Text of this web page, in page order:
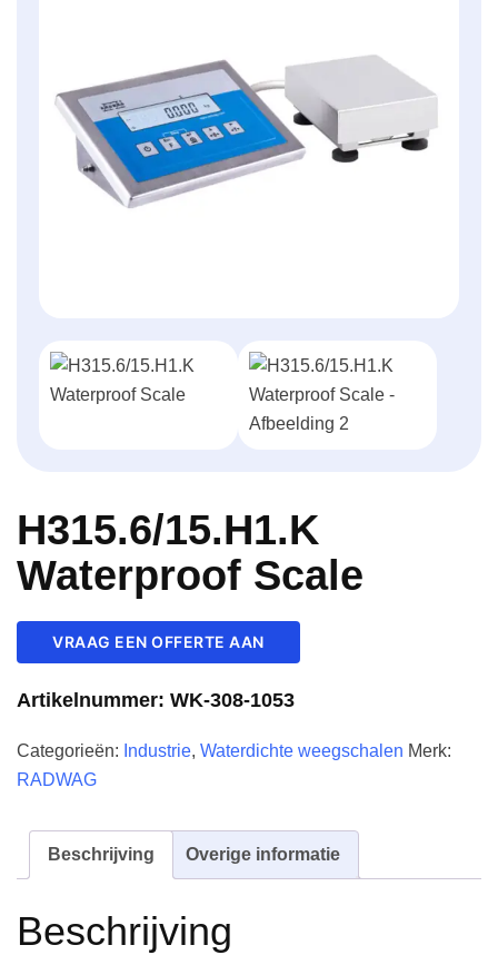
H315.6/15.H1.K
Waterproof Scale
VRAAG EEN OFFERTE AAN
Artikelnummer: WK-308-1053
Categorieën: Industrie, Waterdichte weegschalen Merk:
RADWAG
Beschrijving Overige informatie
Beschrijving